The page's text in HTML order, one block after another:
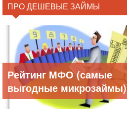
ПРО ДЕШЕВЫЕ ЗАЙМЫ
Рейтинг МФО (самые
выгодные микрозаймы)